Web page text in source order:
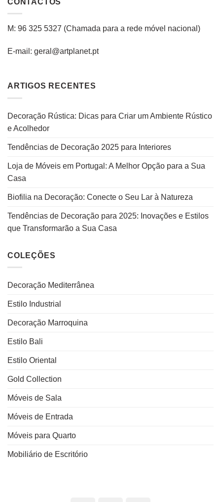
M: 96 325 5327 (Chamada para a rede móvel nacional )
E-mail: geral@artplanet.pt
ARTIGOS RECENTES
Decoração Rústica: Dicas para Criar um Ambiente Rústico
e Acolhedor
Tendências de Decoração 2025 para Interiores
Loja de Móveis em Portugal: A Melhor Opção para a Sua
Casa
Biofilia na Decoração: Conecte o Seu Lar à Natureza
Tendências de Decoração para 2025: Inovações e Estilos
que Transformarão a Sua Casa
COLEÇÕES
Decoração Mediterrânea
Estilo Industrial
Decoração Marroquina
Estilo Bali
Estilo Oriental
Gold Collection
Móveis de Sala
Móveis de Entrada
Móveis para Quarto
Mobiliário de Escritório